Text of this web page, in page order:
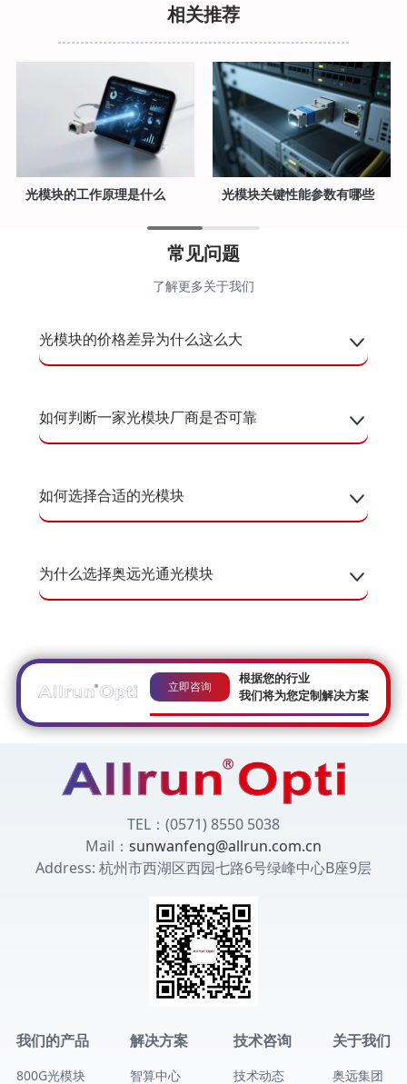
相关推荐
光模块的工作原理是什么 光模块关键性能参数有哪些
常见问题
了解更多关于我们
光模块的价格差异为什么这么大
如何判断一家光模块厂商是否可靠
如何选择合适的光模块
为什么选择奥远光通光模块
立即咨询
根据您的行业
我们将为您定制解决方案
TEL：(0571) 8550 5038
Mail： sunwanfeng@allrun.com.cn
Address: 杭州市西湖区西园七路6号绿峰中心B座9层
我们的产品
800G光模块
解决方案
智算中心
技术咨询
技术动态
关于我们
奥远集团